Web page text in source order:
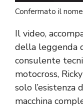
Confermato il
Il video,
della leggenda
consulente
motocross,
solo l’esistenza
macchina